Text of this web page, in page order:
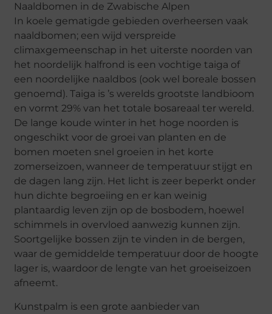
Naaldbomen in de Zwabische Alpen
In koele gematigde gebieden overheersen vaak
naaldbomen; een wijd verspreide
climaxgemeenschap in het uiterste noorden van
het noordelijk halfrond is een vochtige taiga of
een noordelijke naaldbos (ook wel boreale bossen
genoemd). Taiga is ’s werelds grootste landbioom
en vormt 29% van het totale bosareaal ter wereld.
De lange koude winter in het hoge noorden is
ongeschikt voor de groei van planten en de
bomen moeten snel groeien in het korte
zomerseizoen, wanneer de temperatuur stijgt en
de dagen lang zijn. Het licht is zeer beperkt onder
hun dichte begroeiing en er kan weinig
plantaardig leven zijn op de bosbodem, hoewel
schimmels in overvloed aanwezig kunnen zijn.
Soortgelijke bossen zijn te vinden in de bergen,
waar de gemiddelde temperatuur door de hoogte
lager is, waardoor de lengte van het groeiseizoen
afneemt.
Kunstpalm is een grote aanbieder van